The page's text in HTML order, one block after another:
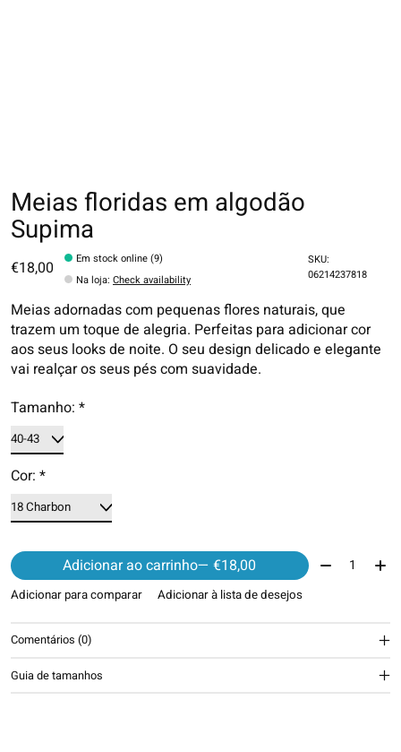
Meias floridas em algodão
Supima
€18,00
Em stock online (9)
Na loja:Check availability
SKU:
06214237818
Meias adornadas com pequenas flores naturais, que
trazem um toque de alegria. Perfeitas para adicionar cor
aos seus looks de noite. O seu design delicado e elegante
vai realçar os seus pés com suavidade.
Tamanho: *
Cor: *
Adicionar ao carrinho — €18,00 Quantidade:
Adicionar para comparar Adicionar à lista de desejos
Comentários (0)
Guia de tamanhos